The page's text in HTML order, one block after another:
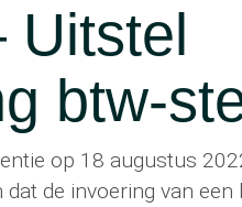
Uitstel
btw-
op 18 augustus
de invoering van een